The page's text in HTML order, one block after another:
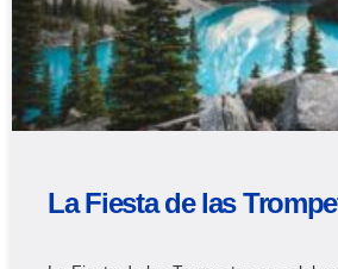
La Fiesta de las